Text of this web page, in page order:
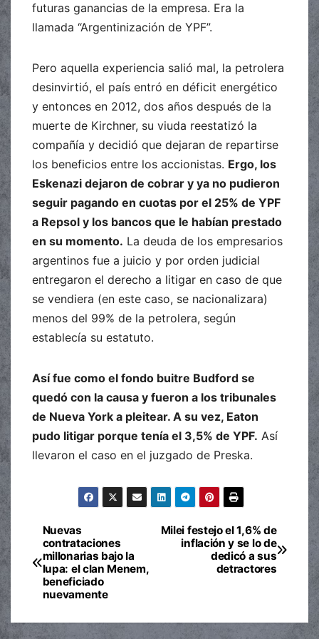
futuras ganancias de la empresa. Era la
llamada “Argentinización de YPF”.
Pero aquella experiencia salió mal, la petrolera
desinvirtió, el país entró en déficit energético
y entonces en 2012, dos años después de la
muerte de Kirchner, su viuda reestatizó la
compañía y decidió que dejaran de repartirse
los beneficios entre los accionistas. Ergo, los
Eskenazi dejaron de cobrar y ya no pudieron
seguir pagando en cuotas por el 25% de YPF
a Repsol y los bancos que le habían prestado
en su momento. La deuda de los empresarios
argentinos fue a juicio y por orden judicial
entregaron el derecho a litigar en caso de que
se vendiera (en este caso, se nacionalizara)
menos del 99% de la petrolera, según
establecía su estatuto.
Así fue como el fondo buitre Budford se
quedó con la causa y fueron a los tribunales
de Nueva York a pleitear. A su vez, Eaton
pudo litigar porque tenía el 3,5% de YPF. Así
llevaron el caso en el juzgado de Preska.
Navegación
de
entradas
Milei festejo el 1,6% de
inflación y se lo de
dedicó a sus
detractores
Nuevas
contrataciones
millonarias bajo la
lupa: el clan Menem,
beneficiado
nuevamente